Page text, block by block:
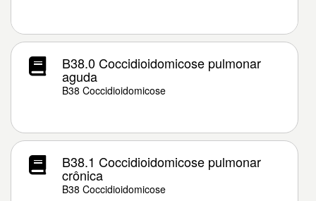
B38.0 Coccidioidomicose pulmonar
aguda
B38 Coccidioidomicose
B38.1 Coccidioidomicose pulmonar
crônica
B38 Coccidioidomicose